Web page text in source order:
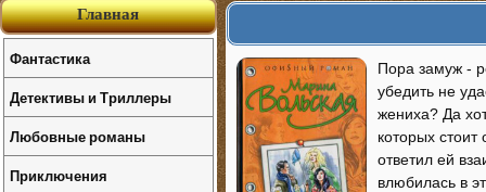
Пора замуж -
убедить не
жениха? Да
которых
ответил ей
влюбилась в
Главная
Фантастика
Детективы и Триллеры
Любовные романы
Приключения